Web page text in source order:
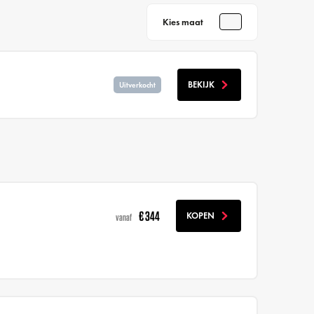
Kies maat
Uitverkocht BEKIJK
vanaf € 344 KOPEN